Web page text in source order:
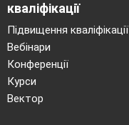
кваліфікації
Підвищення кваліфікації
Вебінари
Конференції
Курси
Вектор